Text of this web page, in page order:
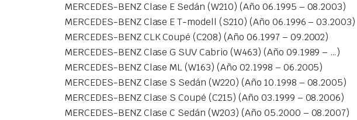
MERCEDES-BENZ Clase E Sedán (W210) (Año 06.1995 – 08.2003)
MERCEDES-BENZ Clase E T-modell (S210) (Año 06.1996 – 03.2003)
MERCEDES-BENZ CLK Coupé (C208) (Año 06.1997 – 09.2002)
MERCEDES-BENZ Clase G SUV Cabrio (W463) (Año 09.1989 – …)
MERCEDES-BENZ Clase ML (W163) (Año 02.1998 – 06.2005)
MERCEDES-BENZ Clase S Sedán (W220) (Año 10.1998 – 08.2005)
MERCEDES-BENZ Clase S Coupé (C215) (Año 03.1999 – 08.2006)
MERCEDES-BENZ Clase C Sedán (W203) (Año 05.2000 – 08.2007)